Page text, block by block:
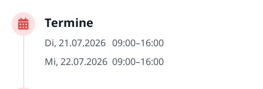
Termine
Di, 21.07.2026 09:00–16:00
Mi, 22.07.2026 09:00–16:00